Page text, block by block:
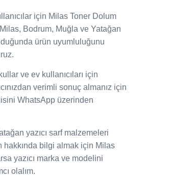
için Milas Toner Dolum
Bodrum, Muğla ve Yatağan
ürün uyumluluğunu
ve ev kullanıcıları için
verimli sonuç almanız için
WhatsApp üzerinden
yazıcı sarf malzemeleri
hakkında bilgi almak için Milas
yazıcı marka ve modelini
olalım.